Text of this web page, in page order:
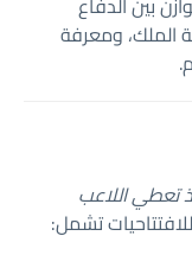
الملك، ومعرفة
تعطي اللاعب
تشمل: